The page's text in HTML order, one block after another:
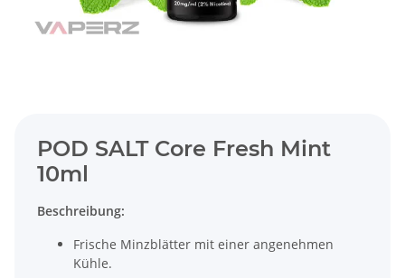
POD SALT Core Fresh Mint
10ml
Beschreibung:
Frische Minzblätter mit einer angenehmen
Kühle.